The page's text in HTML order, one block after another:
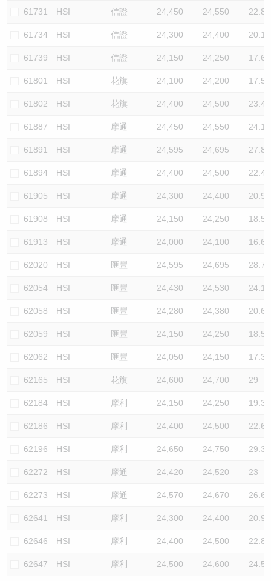
61731 HSI 信證 24,450 24,550 22.8
61734 HSI 信證 24,300 24,400 20.1
61739 HSI 信證 24,150 24,250 17.6
61801 HSI 花旗 24,100 24,200 17.5
61802 HSI 花旗 24,400 24,500 23.4
61887 HSI 摩通 24,450 24,550 24.1
61891 HSI 摩通 24,595 24,695 27.8
61894 HSI 摩通 24,400 24,500 22.4
61905 HSI 摩通 24,300 24,400 20.9
61908 HSI 摩通 24,150 24,250 18.5
61913 HSI 摩通 24,000 24,100 16.6
62020 HSI 匯豐 24,595 24,695 28.7
62054 HSI 匯豐 24,430 24,530 24.1
62058 HSI 匯豐 24,280 24,380 20.6
62059 HSI 匯豐 24,150 24,250 18.5
62062 HSI 匯豐 24,050 24,150 17.3
62165 HSI 花旗 24,600 24,700 29
62184 HSI 摩利 24,150 24,250 19.3
62186 HSI 摩利 24,400 24,500 22.6
62196 HSI 摩利 24,650 24,750 29.3
62272 HSI 摩通 24,420 24,520 23
62273 HSI 摩通 24,570 24,670 26.6
62641 HSI 摩利 24,300 24,400 20.9
62646 HSI 摩利 24,400 24,500 22.8
62647 HSI 摩利 24,500 24,600 24.5